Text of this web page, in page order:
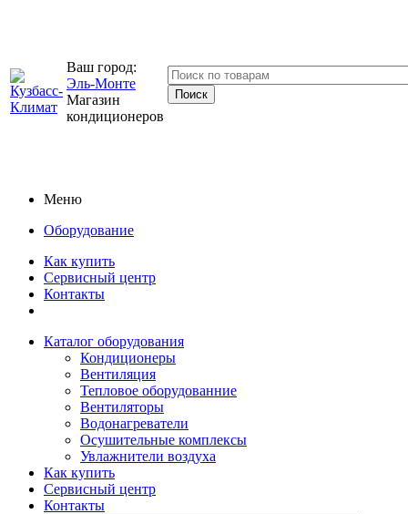
Ваш город:
Эль-Монте
Магазин
кондиционеров
Меню
Оборудование
Как купить
Сервисный центр
Контакты
Каталог оборудования
Кондиционеры
Вентиляция
Тепловое оборудованние
Вентиляторы
Водонагреватели
Осушительные комплексы
Увлажнители воздуха
Как купить
Сервисный центр
Контакты